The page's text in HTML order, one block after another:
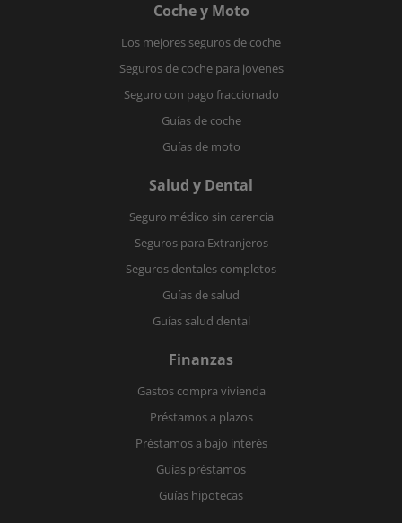
Coche y Moto
Los mejores seguros de coche
Seguros de coche para jovenes
Seguro con pago fraccionado
Guías de coche
Guías de moto
Salud y Dental
Seguro médico sin carencia
Seguros para Extranjeros
Seguros dentales completos
Guías de salud
Guías salud dental
Finanzas
Gastos compra vivienda
Préstamos a plazos
Préstamos a bajo interés
Guías préstamos
Guías hipotecas